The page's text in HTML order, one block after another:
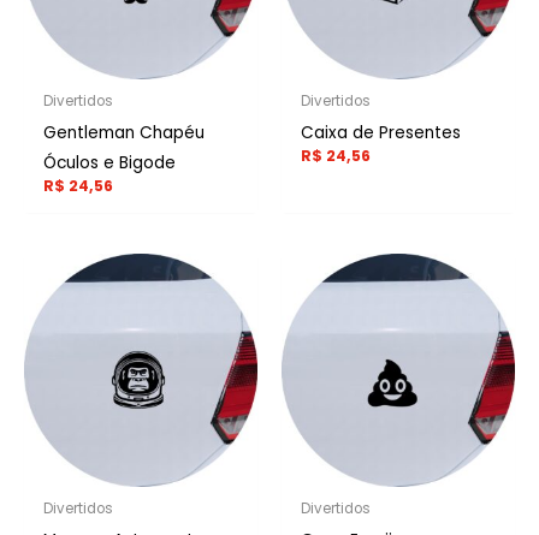
Divertidos
Gentleman Chapéu
Óculos e Bigode
R$ 24,56
Divertidos
Caixa de Presentes
R$ 24,56
Divertidos Divertidos